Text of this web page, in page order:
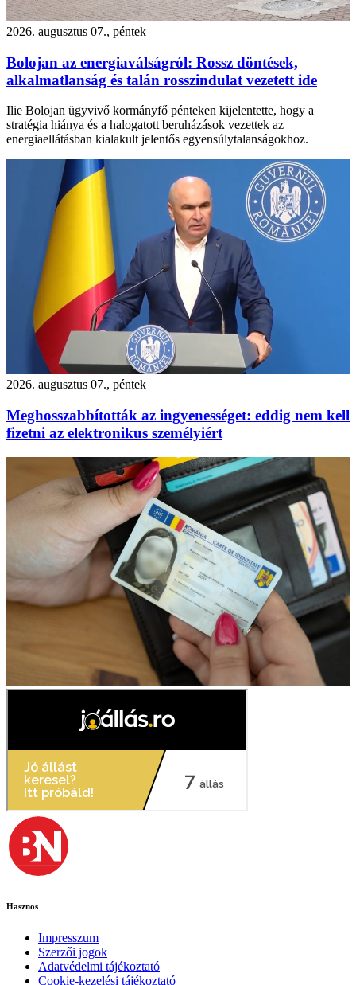
2026. augusztus 07., péntek
Bolojan az energiaválságról: Rossz döntések,
alkalmatlanság és talán rosszindulat vezetett ide
Ilie Bolojan ügyvivő kormányfő pénteken kijelentette, hogy a
stratégia hiánya és a halogatott beruházások vezettek az
energiaellátásban kialakult jelentős egyensúlytalanságokhoz.
2026. augusztus 07., péntek
Meghosszabbították az ingyenességet: eddig nem kell
fizetni az elektronikus személyiért
Hasznos
Impresszum
Szerzői jogok
Adatvédelmi tájékoztató
Cookie-kezelési tájékoztató